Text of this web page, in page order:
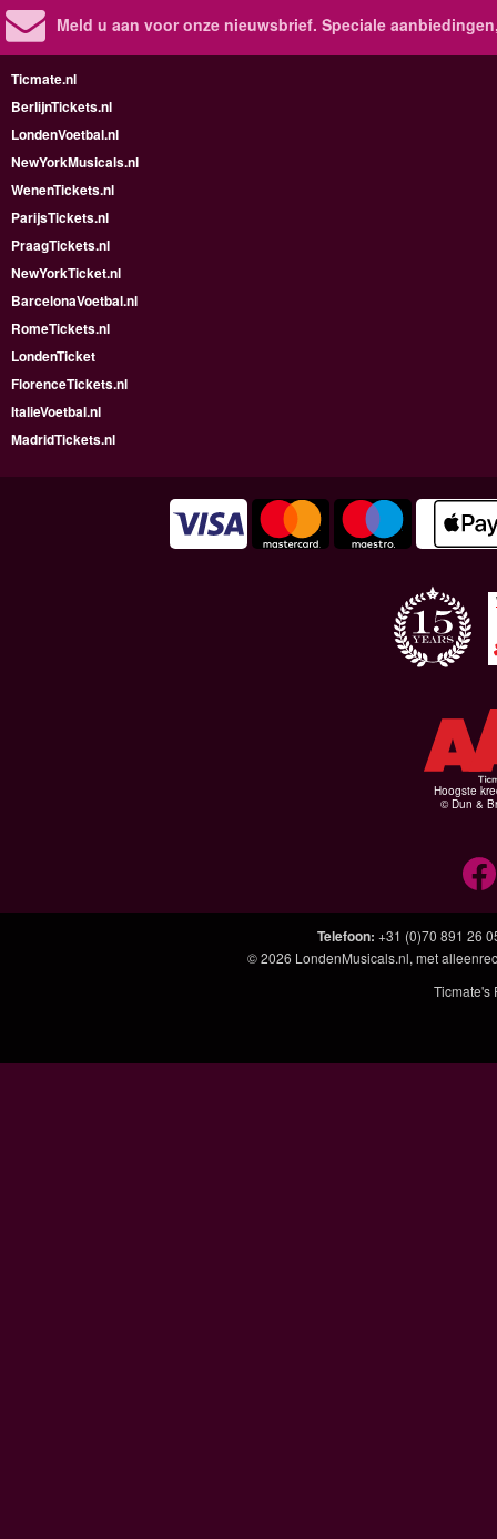
Meld u aan voor onze nieuwsbrief. Speciale
Ticmate.nl
BerlijnTickets.nl
LondenVoetbal.nl
NewYorkMusicals.nl
WenenTickets.nl
ParijsTickets.nl
PraagTickets.nl
NewYorkTicket.nl
BarcelonaVoetbal.nl
RomeTickets.nl
LondenTicket
FlorenceTickets.nl
ItalieVoetbal.nl
MadridTickets.nl
Hoogste
© Dun &
Telefoon: +31 (0)70 891 26
© 2026 LondenMusicals.nl, met
Ticmate's